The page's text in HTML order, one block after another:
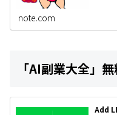
note.com
「AI副業大全」
Add